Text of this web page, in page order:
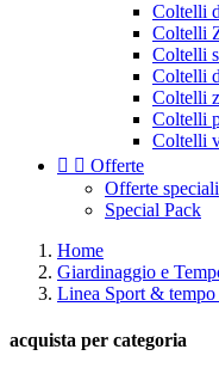
Coltelli
Coltelli
Coltelli
Coltelli
Coltelli
Coltelli
Coltelli
  Offerte
Offerte speciali
Special Pack
Home
Giardinaggio e
Linea Sport &
acquista per categoria